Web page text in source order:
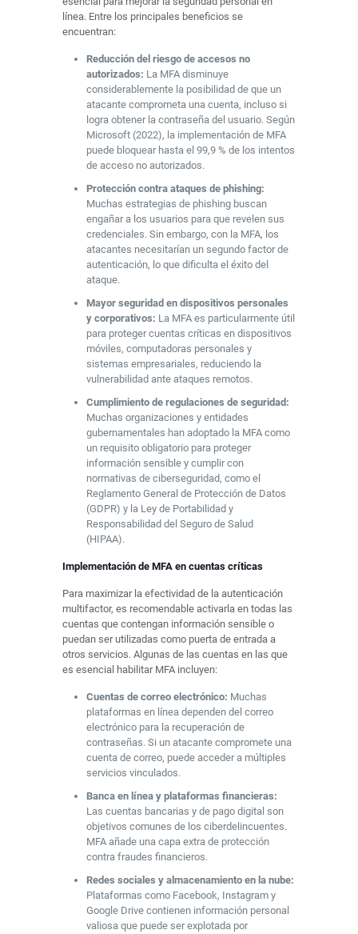
línea. Entre los principales beneficios se
encuentran:
Reducción del riesgo de accesos no
autorizados: La MFA disminuye
considerablemente la posibilidad de que un
atacante comprometa una cuenta, incluso si
logra obtener la contraseña del usuario. Según
Microsoft (2022), la implementación de MFA
puede bloquear hasta el 99,9 % de los intentos
de acceso no autorizados.
Protección contra ataques de phishing:
Muchas estrategias de phishing buscan
engañar a los usuarios para que revelen sus
credenciales. Sin embargo, con la MFA, los
atacantes necesitarían un segundo factor de
autenticación, lo que dificulta el éxito del
ataque.
Mayor seguridad en dispositivos personales
y corporativos: La MFA es particularmente útil
para proteger cuentas críticas en dispositivos
móviles, computadoras personales y
sistemas empresariales, reduciendo la
vulnerabilidad ante ataques remotos.
Cumplimiento de regulaciones de seguridad:
Muchas organizaciones y entidades
gubernamentales han adoptado la MFA como
un requisito obligatorio para proteger
información sensible y cumplir con
normativas de ciberseguridad, como el
Reglamento General de Protección de Datos
(GDPR) y la Ley de Portabilidad y
Responsabilidad del Seguro de Salud
(HIPAA).
Implementación de MFA en cuentas críticas
Para maximizar la efectividad de la autenticación
multifactor, es recomendable activarla en todas las
cuentas que contengan información sensible o
puedan ser utilizadas como puerta de entrada a
otros servicios. Algunas de las cuentas en las que
es esencial habilitar MFA incluyen:
Cuentas de correo electrónico: Muchas
plataformas en línea dependen del correo
electrónico para la recuperación de
contraseñas. Si un atacante compromete una
cuenta de correo, puede acceder a múltiples
servicios vinculados.
Banca en línea y plataformas financieras:
Las cuentas bancarias y de pago digital son
objetivos comunes de los ciberdelincuentes.
MFA añade una capa extra de protección
contra fraudes financieros.
Redes sociales y almacenamiento en la nube:
Plataformas como Facebook, Instagram y
Google Drive contienen información personal
valiosa que puede ser explotada por